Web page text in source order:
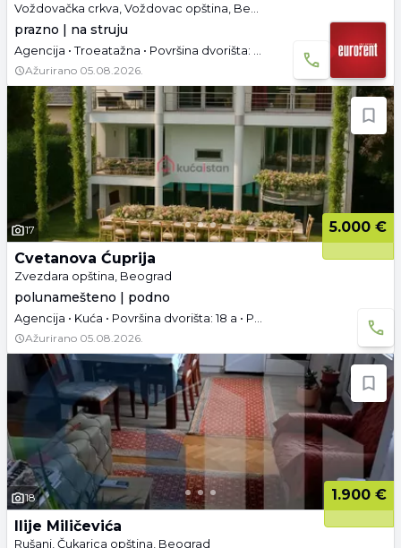
Voždovačka crkva, Voždovac opština, Beograd
prazno | na struju
Agencija • Troeatažna • Površina dvorišta: 4 a • Parking
Ažurirano 05.08.2026.
17
5.000 €
Cvetanova Ćuprija
Zvezdara opština, Beograd
polunamešteno | podno
Agencija • Kuća • Površina dvorišta: 18 a • Podrum • Garaža i parking • Useljivo
Ažurirano 05.08.2026.
18
1.900 €
Ilije Miličevića
Rušanj, Čukarica opština, Beograd